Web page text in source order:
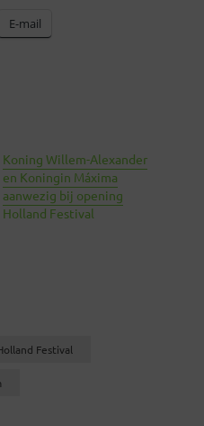
E-mail
Koning Willem-Alexander
en Koningin Máxima
aanwezig bij opening
Holland Festival
Festival